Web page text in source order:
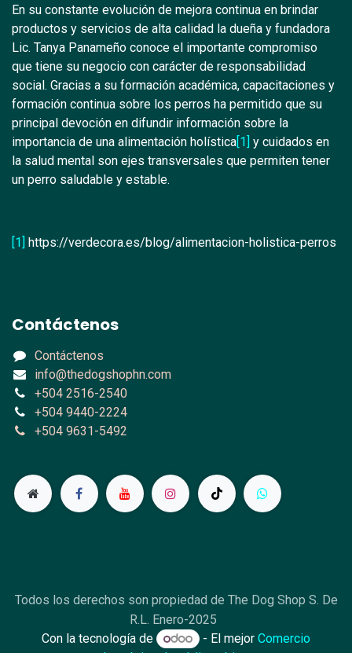
En su constante evolución de mejora continua en brindar
productos y servicios de alta calidad la dueña y fundadora
Lic. Tanya Panameño conoce el importante compromiso
que tiene su negocio con carácter de responsabilidad
social. Gracias a su formación académica, capacitaciones y
formación continua sobre los perros ha permitido que su
principal devoción en difundir información sobre la
importancia de una alimentación holística[1] y cuidados en
la salud mental son ejes transversales que permiten tener
un perro saludable y estable.
[1] https://verdecora.es/blog/alimentacion-holistica-perros
Contáctenos
Contáctenos
info@thedogshophn.com
+504 2516-2540
+504 9440-2224
+504 9631-5492
Todos los derechos son propiedad de The Dog Shop S. De
R.L. Enero-2025
Con la tecnología de
- El mejor Comercio